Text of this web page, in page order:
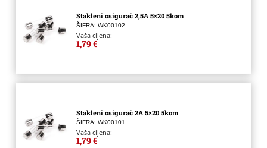
Stakleni osigurač 2,5A 5×20 5kom
ŠIFRA: WK00102
Vaša cijena:
1,79 €
Stakleni osigurač 2A 5×20 5kom
ŠIFRA: WK00101
Vaša cijena:
1,79 €